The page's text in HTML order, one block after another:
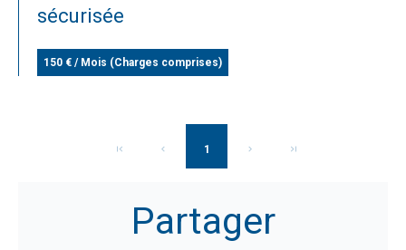
sécurisée
150 € / Mois (Charges comprises)
1
Partager